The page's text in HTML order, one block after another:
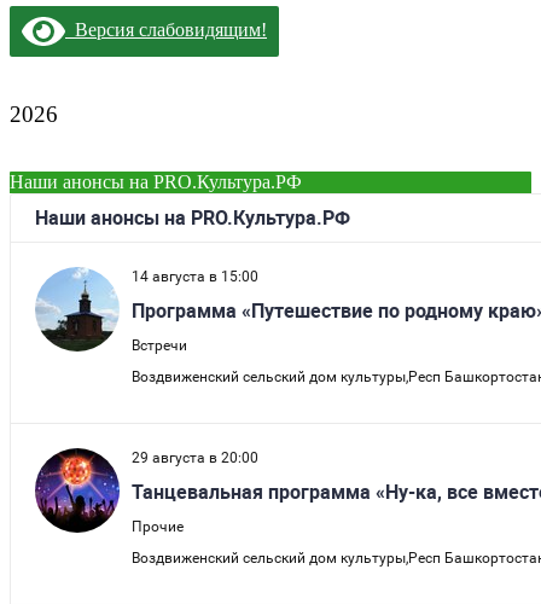
Версия слабовидящим!
2026
Наши анонсы на PRO.Культура.РФ